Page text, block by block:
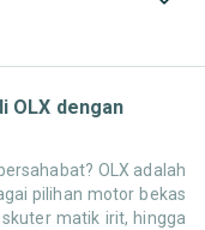
OLX dengan
OLX adalah
pilihan motor bekas
matik irit, hingga